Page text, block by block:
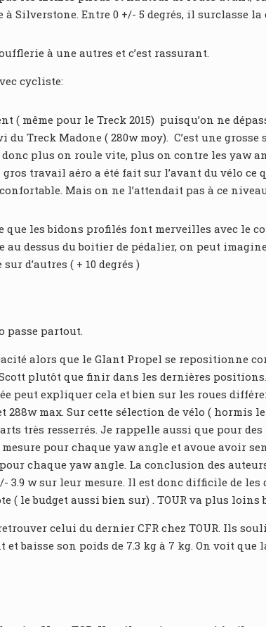
Silverstone. Entre 0 +/- 5 degrés, il surclasse la
à une autres et c’est rassurant.
cycliste:
( même pour le Treck 2015) puisqu’on ne
du Treck Madone ( 280w moy). C’est une
donc plus on roule vite, plus on contre les yaw
travail aéro a été fait sur l’avant du vélo
Mais on ne l’attendait pas à ce
que les bidons profilés font merveilles avec le
dessus du boitier de pédalier, on peut
d’autres ( + 10 degrés )
passe partout.
alors que le GIant Propel se repositionne
plutôt que finir dans les dernières
peut expliquer cela et bien sur les roues
max. Sur cette sélection de vélo ( hormis
très resserrés. Je rappelle aussi que pour
pour chaque yaw angle et avoue avoir
chaque yaw angle. La conclusion des
3.9 w sur leur mesure. Il est donc difficile de
( le budget aussi bien sur) . TOUR va plus
celui du dernier CFR chez TOUR. Ils
baisse son poids de 7.3 kg à 7 kg. On voit